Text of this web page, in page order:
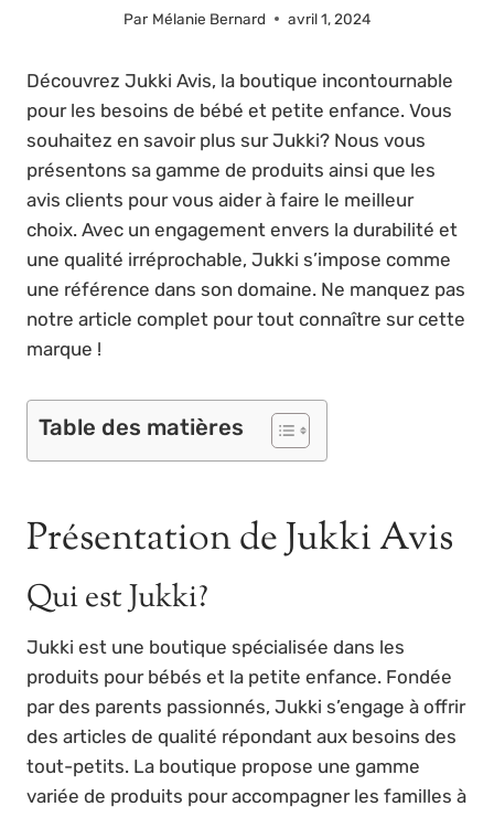
Par Mélanie Bernard avril 1, 2024
Découvrez Jukki Avis, la boutique incontournable
pour les besoins de bébé et petite enfance. Vous
souhaitez en savoir plus sur Jukki? Nous vous
présentons sa gamme de produits ainsi que les
avis clients pour vous aider à faire le meilleur
choix. Avec un engagement envers la durabilité et
une qualité irréprochable, Jukki s’impose comme
une référence dans son domaine. Ne manquez pas
notre article complet pour tout connaître sur cette
marque !
Table des matières
Présentation de Jukki Avis
Qui est Jukki?
Jukki est une boutique spécialisée dans les
produits pour bébés et la petite enfance. Fondée
par des parents passionnés, Jukki s’engage à offrir
des articles de qualité répondant aux besoins des
tout-petits. La boutique propose une gamme
variée de produits pour accompagner les familles à